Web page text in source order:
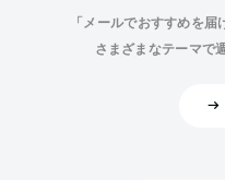
「メールでおすすめを届
さまざまなテーマで